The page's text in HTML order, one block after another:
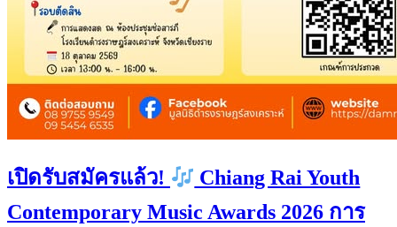
เปิดรับสมัครแล้ว!
Chiang Rai Youth
Contemporary Music Awards 2026 การ